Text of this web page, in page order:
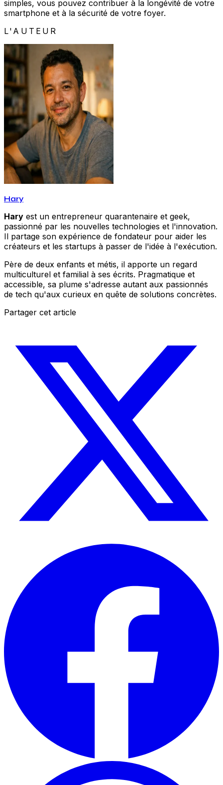
simples, vous pouvez contribuer à la longévité de votre
smartphone et à la sécurité de votre foyer.
L'AUTEUR
Hary
Hary est un entrepreneur quarantenaire et geek,
passionné par les nouvelles technologies et l'innovation.
Il partage son expérience de fondateur pour aider les
créateurs et les startups à passer de l'idée à l'exécution.
Père de deux enfants et métis, il apporte un regard
multiculturel et familial à ses écrits. Pragmatique et
accessible, sa plume s'adresse autant aux passionnés
de tech qu'aux curieux en quête de solutions concrètes.
Partager cet article